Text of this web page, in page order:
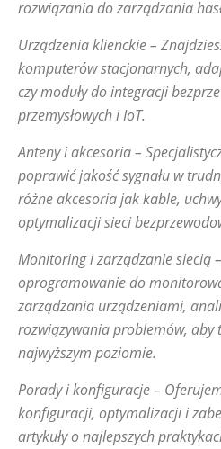
rozwiązania do zarządzania
Urządzenia klienckie –
komputerów stacjonarnych,
czy moduły do integracji
przemysłowych i IoT.
Anteny i akcesoria –
poprawić jakość sygnału w
różne akcesoria jak kable,
optymalizacji sieci
Monitoring i zarządzanie siecią
oprogramowanie do
zarządzania urządzeniami,
rozwiązywania problemów, aby
najwyższym poziomie.
Porady i konfiguracje –
konfiguracji, optymalizacji i
artykuły o najlepszych